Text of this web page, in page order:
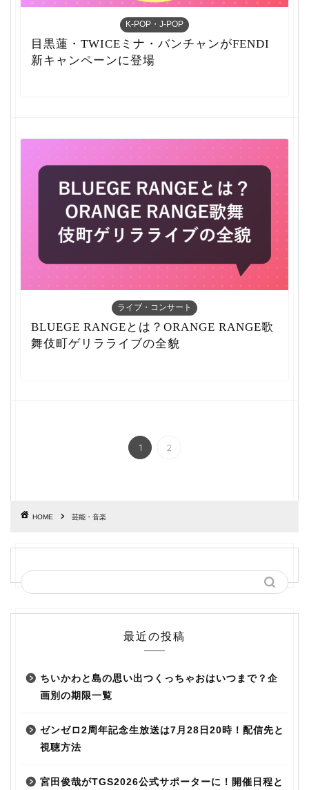
K-POP・J-POP
目黒蓮・TWICEミナ・バンチャンがFENDI
新キャンペーンに登場
ライブ・コンサート
BLUEGE RANGEとは？ORANGE RANGE歌
舞伎町ゲリラライブの全貌
1 2
HOME 芸能・音楽
最近の投稿
ちいかわと島の思い出つくっちゃおはいつまで？企
画別の期限一覧
ゼンゼロ2周年記念生放送は7月28日20時！配信先と
視聴方法
宮田俊哉がTGS2026公式サポーターに！開催日程と